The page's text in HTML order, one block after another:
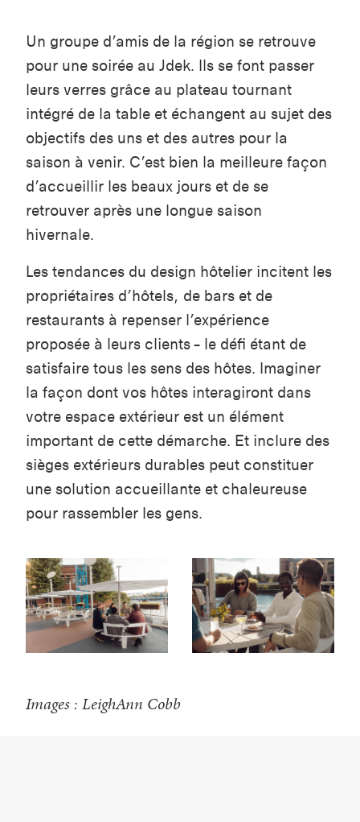
Un groupe d’amis de la région se retrouve
pour une soirée au Jdek. Ils se font passer
leurs verres grâce au plateau tournant
intégré de la table et échangent au sujet des
objectifs des uns et des autres pour la
saison à venir. C’est bien la meilleure façon
d’accueillir les beaux jours et de se
retrouver après une longue saison
hivernale.
Les tendances du design hôtelier incitent les
propriétaires d’hôtels, de bars et de
restaurants à repenser l’expérience
proposée à leurs clients – le défi étant de
satisfaire tous les sens des hôtes. Imaginer
la façon dont vos hôtes interagiront dans
votre espace extérieur est un élément
important de cette démarche. Et inclure des
sièges extérieurs durables peut constituer
une solution accueillante et chaleureuse
pour rassembler les gens.
Images : LeighAnn Cobb